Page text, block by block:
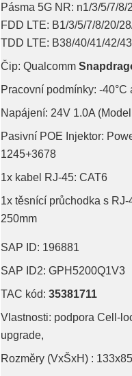
Pásma 5G NR: n1/3/5/7/
FDD LTE: B1/3/5/7/8/20/
TDD LTE: B38/40/41/42/43
Čip: Qualcomm
Pracovní podmínky: -40°C
Napájení: 24V 1.0A
Pasivní POE Injektor:
1245+3678
1x kabel RJ-45: CAT6
1x těsnící průchodka s
250mm
SAP ID: 196881
SAP ID2: GPH5200Q1V3
TAC kód: 35381711
Vlastnosti: podpora Cell-
upgrade,
Rozměry (VxŠxH) :